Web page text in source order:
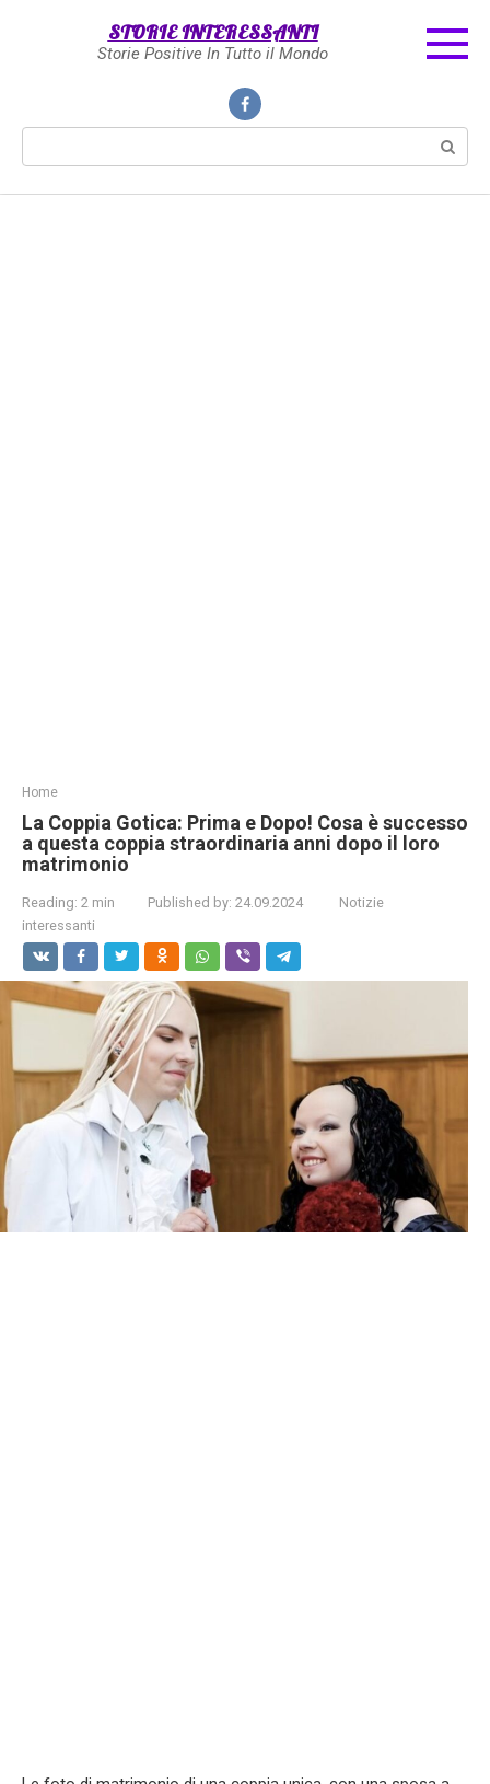
STORIE INTERESSANTI
Storie Positive In Tutto il Mondo
Home
La Coppia Gotica: Prima e Dopo! Cosa è successo
a questa coppia straordinaria anni dopo il loro
matrimonio
Reading: 2 min Published by: 24.09.2024
Notizie
interessanti